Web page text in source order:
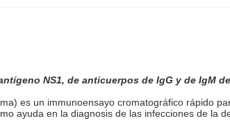
NS1, de anticuerpos de IgG y de IgM
es un immunoensayo cromatográfico rápido
ayuda en la diagnosis de las infecciones de la